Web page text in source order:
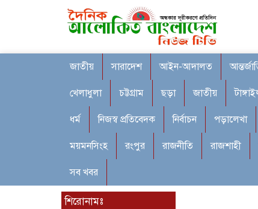
জাতীয় সারাদেশ আইন-আদালত
খেলাধুলা চট্টগ্রাম ছড়া জাতীয়
ধর্ম নিজস্ব প্রতিবেদক নির্বাচন পড়ালেখা
ময়মনসিংহ রংপুর রাজনীতি রাজশাহী
সব খবর
শিরোনামঃ